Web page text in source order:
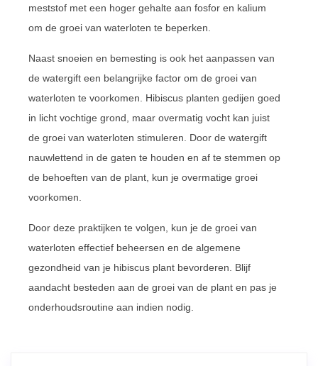
meststof met een hoger gehalte aan fosfor en kalium
om de groei van waterloten te beperken.
Naast snoeien en bemesting is ook het aanpassen van
de watergift een belangrijke factor om de groei van
waterloten te voorkomen. Hibiscus planten gedijen goed
in licht vochtige grond, maar overmatig vocht kan juist
de groei van waterloten stimuleren. Door de watergift
nauwlettend in de gaten te houden en af te stemmen op
de behoeften van de plant, kun je overmatige groei
voorkomen.
Door deze praktijken te volgen, kun je de groei van
waterloten effectief beheersen en de algemene
gezondheid van je hibiscus plant bevorderen. Blijf
aandacht besteden aan de groei van de plant en pas je
onderhoudsroutine aan indien nodig.